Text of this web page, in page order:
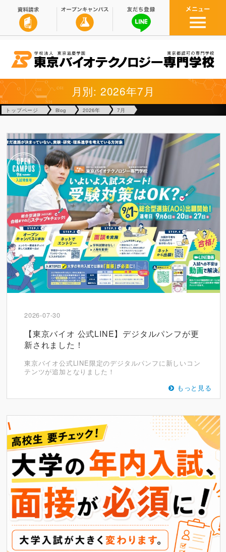
月別: 2026年7月
トップページ Blog 2026年 7月
2026-07-30
【東京バイオ 公式LINE】デジタルパンフが更
新されました！
東京バイオ公式LINE限定のデジタルパンフに新しいコン
テンツが追加となりました！
もっと見る